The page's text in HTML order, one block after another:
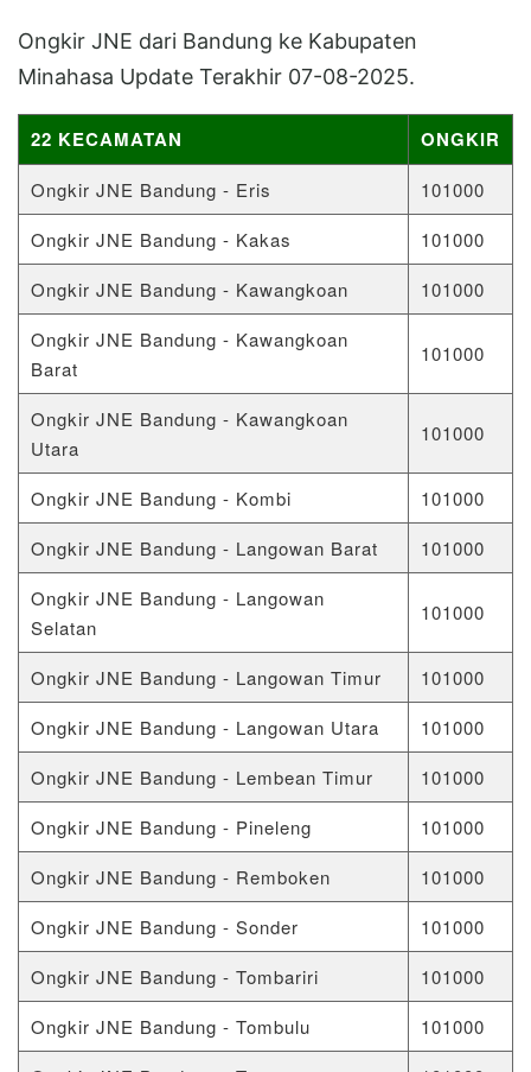
Ongkir JNE dari Bandung ke Kabupaten
Minahasa Update Terakhir 07-08-2025.
22 KECAMATAN ONGKIR
Ongkir JNE Bandung - Eris
101000
Ongkir JNE Bandung - Kakas
101000
Ongkir JNE Bandung - Kawangkoan
101000
Ongkir JNE Bandung - Kawangkoan
Barat
101000
Ongkir JNE Bandung - Kawangkoan
Utara
101000
Ongkir JNE Bandung - Kombi
101000
Ongkir JNE Bandung - Langowan Barat
101000
Ongkir JNE Bandung - Langowan
Selatan
101000
Ongkir JNE Bandung - Langowan Timur
101000
Ongkir JNE Bandung - Langowan Utara
101000
Ongkir JNE Bandung - Lembean Timur
101000
Ongkir JNE Bandung - Pineleng
101000
Ongkir JNE Bandung - Remboken
101000
Ongkir JNE Bandung - Sonder
101000
Ongkir JNE Bandung - Tombariri
101000
Ongkir JNE Bandung - Tombulu
101000